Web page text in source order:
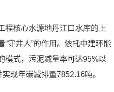
程核心水源地丹江口水库的上
守井人”的作用。依托中建环能
模式，污泥减量率可达95%以
现年碳减排量7852.16吨。